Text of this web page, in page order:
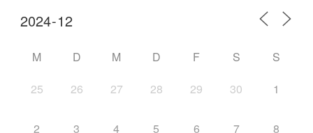
M D M D F S S
25 26 27 28 29 30 1
2 3 4 5 6 7 8